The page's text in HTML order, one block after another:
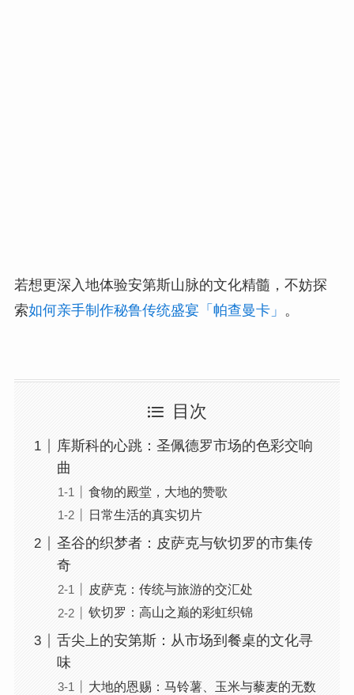
若想更深入地体验安第斯山脉的文化精髓，不妨探
索如何亲手制作秘鲁传统盛宴「帕查曼卡」 。
目次
库斯科的心跳：圣佩德罗市场的色彩交响
曲
食物的殿堂，大地的赞歌
日常生活的真实切片
圣谷的织梦者：皮萨克与钦切罗的市集传
奇
皮萨克：传统与旅游的交汇处
钦切罗：高山之巅的彩虹织锦
舌尖上的安第斯：从市场到餐桌的文化寻
味
大地的恩赐：马铃薯、玉米与藜麦的无数